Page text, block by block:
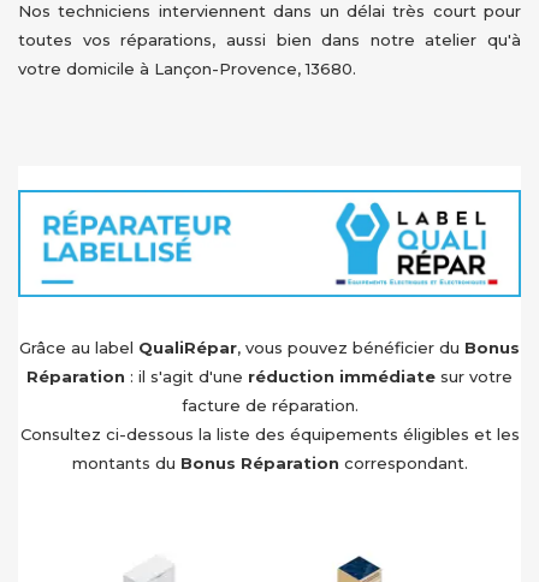
Nos techniciens interviennent dans un délai très court pour
toutes vos réparations, aussi bien dans notre atelier qu'à
votre domicile à Lançon-Provence, 13680.
Grâce au label QualiRépar, vous pouvez bénéficier du Bonus
Réparation : il s'agit d'une réduction immédiate sur votre
facture de réparation.
Consultez ci-dessous la liste des équipements éligibles et les
montants du Bonus Réparation correspondant.